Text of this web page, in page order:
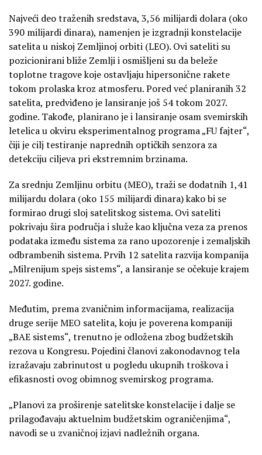
Najveći deo traženih sredstava, 3,56 milijardi dolara (oko
390 milijardi dinara), namenjen je izgradnji konstelacije
satelita u niskoj Zemljinoj orbiti (LEO). Ovi sateliti su
pozicionirani bliže Zemlji i osmišljeni su da beleže
toplotne tragove koje ostavljaju hipersonične rakete
tokom prolaska kroz atmosferu. Pored već planiranih 32
satelita, predviđeno je lansiranje još 54 tokom 2027.
godine. Takođe, planirano je i lansiranje osam svemirskih
letelica u okviru eksperimentalnog programa „FU fajter“,
čiji je cilj testiranje naprednih optičkih senzora za
detekciju ciljeva pri ekstremnim brzinama.
Za srednju Zemljinu orbitu (MEO), traži se dodatnih 1,41
milijardu dolara (oko 155 milijardi dinara) kako bi se
formirao drugi sloj satelitskog sistema. Ovi sateliti
pokrivaju šira područja i služe kao ključna veza za prenos
podataka između sistema za rano upozorenje i zemaljskih
odbrambenih sistema. Prvih 12 satelita razvija kompanija
„Milrenijum spejs sistems“, a lansiranje se očekuje krajem
2027. godine.
Međutim, prema zvaničnim informacijama, realizacija
druge serije MEO satelita, koju je poverena kompaniji
„BAE sistems“, trenutno je odložena zbog budžetskih
rezova u Kongresu. Pojedini članovi zakonodavnog tela
izražavaju zabrinutost u pogledu ukupnih troškova i
efikasnosti ovog obimnog svemirskog programa.
„Planovi za proširenje satelitske konstelacije i dalje se
prilagođavaju aktuelnim budžetskim ograničenjima“,
navodi se u zvaničnoj izjavi nadležnih organa.